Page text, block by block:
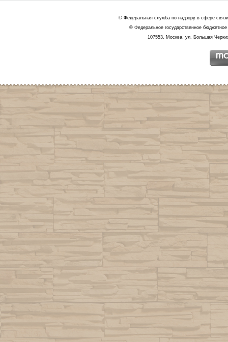
© Федеральная служба по надзору в сфере
© Федеральное государственное
107553, Москва, ул. Большая